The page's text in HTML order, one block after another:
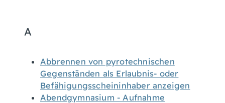
A
Abbrennen von pyrotechnischen
Gegenständen als Erlaubnis- oder
Befähigungsscheininhaber anzeigen
Abendgymnasium - Aufnahme